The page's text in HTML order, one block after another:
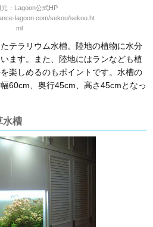
：Lagoon公式HP
lagoon.com/sekou/sekou.ht
ml
テラリウム水槽。陸地の植物に水分
ます。また、陸地にはランなども植
楽しめるのもポイントです。水槽の
60cm、奥行45cm、高さ45cmとなっ
水槽